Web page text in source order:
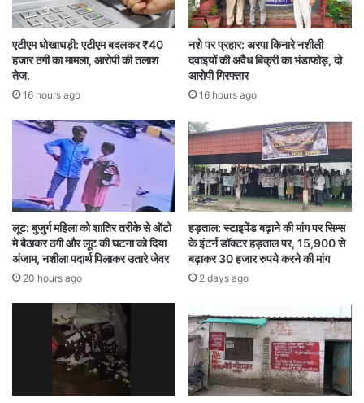
एटीएम धोखाधड़ी: एटीएम बदलकर ₹40
हजार ठगी का मामला, आरोपी की तलाश
तेज.
16 hours ago
नशे पर प्रहार: अरपा किनारे नशीली
दवाइयों की अवैध बिक्री का भंडाफोड़, दो
आरोपी गिरफ्तार
16 hours ago
लूट: बुजुर्ग महिला को शातिर तरीके से ऑटो
मे बैठाकर ठगी और लूट की घटना को दिया
अंजाम, नशीला पदार्थ पिलाकर उतारे जेवर
20 hours ago
हड़ताल: स्टाइपेंड बढ़ाने की मांग पर सिम्स
के इंटर्न डॉक्टर हड़ताल पर, 15,900 से
बढ़ाकर 30 हजार रुपये करने की मांग
2 days ago